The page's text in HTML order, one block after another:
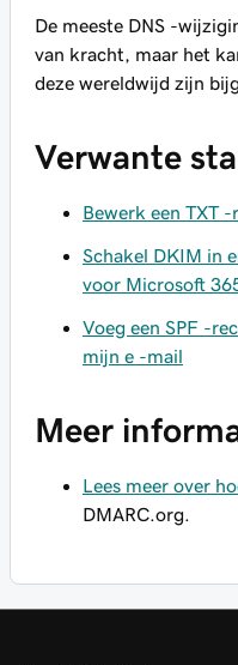
De meeste DNS -
van kracht, maar het
deze wereldwijd zijn
Verwante
Bewerk een TXT -
Schakel DKIM in
voor Microsoft
Voeg een SPF -
mijn e -mail
Meer
Lees meer over
DMARC.org.